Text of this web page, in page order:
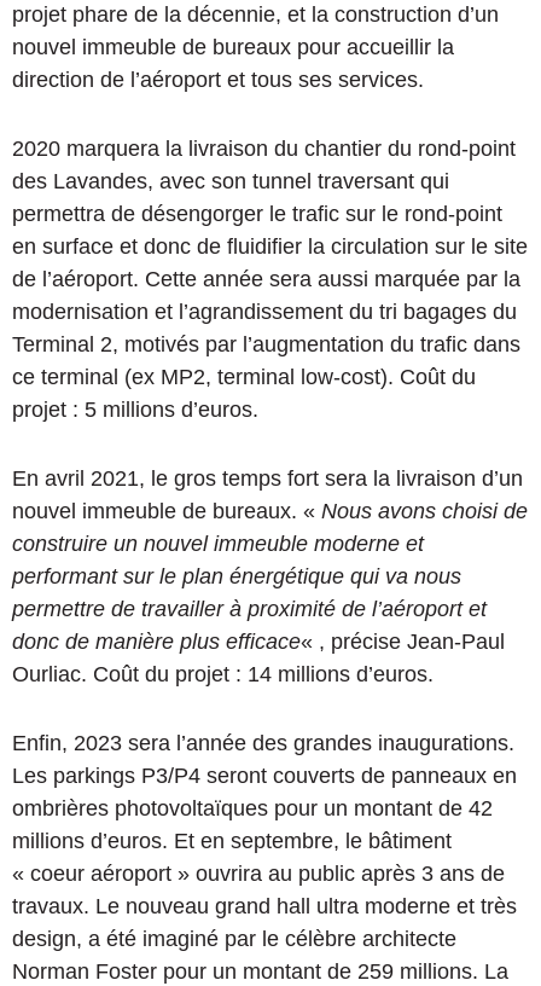
projet phare de la décennie, et la construction d’un
nouvel immeuble de bureaux pour accueillir la
direction de l’aéroport et tous ses services.
2020 marquera la livraison du chantier du rond-point
des Lavandes, avec son tunnel traversant qui
permettra de désengorger le trafic sur le rond-point
en surface et donc de fluidifier la circulation sur le site
de l’aéroport. Cette année sera aussi marquée par la
modernisation et l’agrandissement du tri bagages du
Terminal 2, motivés par l’augmentation du trafic dans
ce terminal (ex MP2, terminal low-cost). Coût du
projet : 5 millions d’euros.
En avril 2021, le gros temps fort sera la livraison d’un
nouvel immeuble de bureaux. « Nous avons choisi de
construire un nouvel immeuble moderne et
performant sur le plan énergétique qui va nous
permettre de travailler à proximité de l’aéroport et
donc de manière plus efficace« , précise Jean-Paul
Ourliac. Coût du projet : 14 millions d’euros.
Enfin, 2023 sera l’année des grandes inaugurations.
Les parkings P3/P4 seront couverts de panneaux en
ombrières photovoltaïques pour un montant de 42
millions d’euros. Et en septembre, le bâtiment
« coeur aéroport » ouvrira au public après 3 ans de
travaux. Le nouveau grand hall ultra moderne et très
design, a été imaginé par le célèbre architecte
Norman Foster pour un montant de 259 millions. La